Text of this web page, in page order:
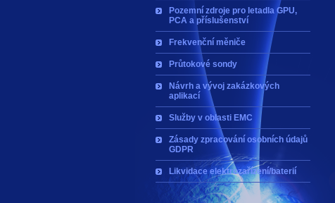
Pozemní zdroje pro letadla GPU,
PCA a příslušenství
Frekvenční měniče
Průtokové sondy
Návrh a vývoj zakázkových
aplikací
Služby v oblasti EMC
Zásady zpracování osobních údajů
GDPR
Likvidace elektrozařízení/baterií